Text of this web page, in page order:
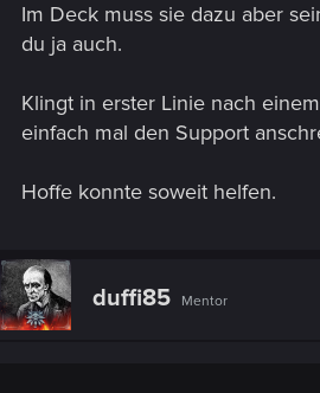
Im Deck muss sie dazu aber
du ja auch.
Klingt in erster Linie nach
einfach mal den Support
Hoffe konnte soweit helfen.
duffi85 Mentor